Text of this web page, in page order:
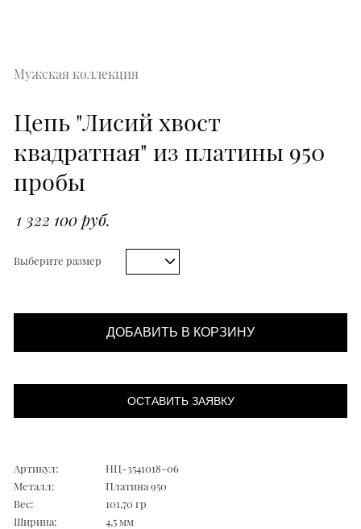
Мужская коллекция
Цепь "Лисий хвост
квадратная" из платины 950
пробы
1 322 100 руб.
Выберите размер
ДОБАВИТЬ В КОРЗИНУ
ОСТАВИТЬ ЗАЯВКУ
Артикул:
НЦ-3541018-06
Металл:
Платина 950
Вес:
101,70 гр
Ширина:
4,5 мм